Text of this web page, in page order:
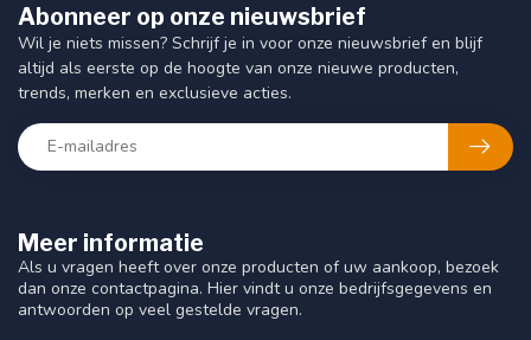
Meer informatie
Als u vragen heeft over onze producten of uw aankoop, bezoek
dan onze contactpagina. Hier vindt u onze bedrijfsgegevens en
antwoorden op veel gestelde vragen.
Abonneer op onze nieuwsbrief
Wil je niets missen? Schrijf je in voor onze nieuwsbrief en blijf
altijd als eerste op de hoogte van onze nieuwe producten,
trends, merken en exclusieve acties.